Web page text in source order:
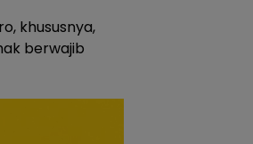
khususnya,
berwajib